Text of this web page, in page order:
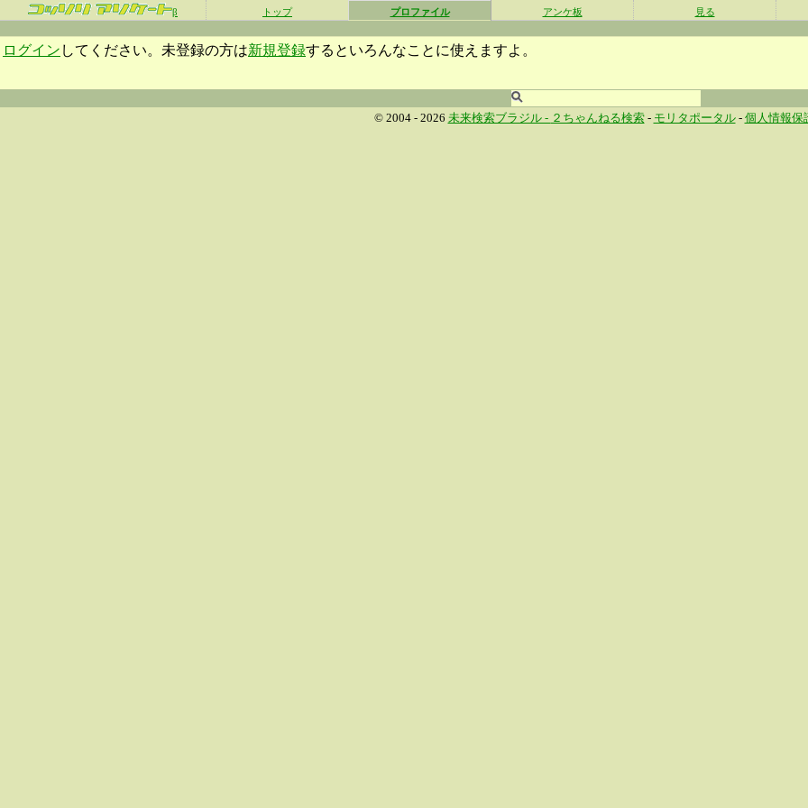
β トップ プロファイル アンケ板 見る
ログイン してください。未登録の方は新規登録するといろんなことに使えますよ。
© 2004 - 2026 未来検索ブラジル - ２ちゃんねる検索- モリタポータル- 個人情報保